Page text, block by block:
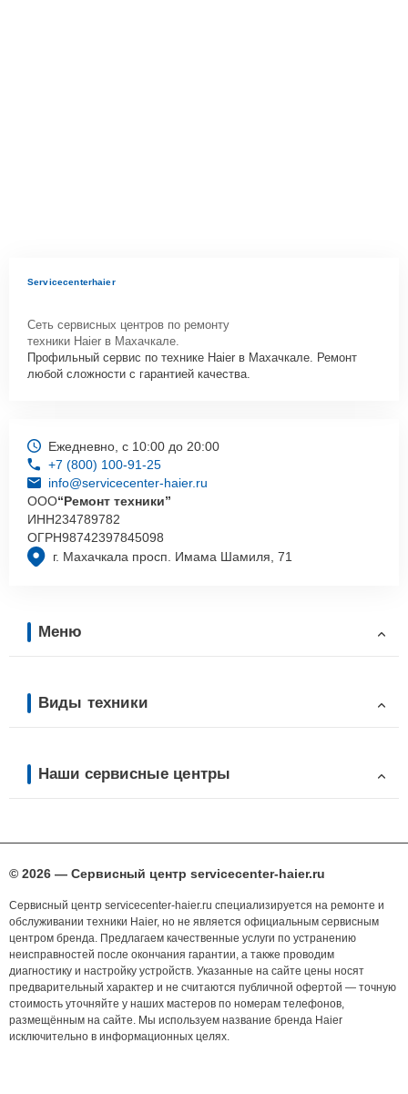
Servicecenterhaier
Сеть сервисных центров по ремонту
техники Haier в Махачкале.
Профильный сервис по технике Haier в Махачкале. Ремонт
любой сложности с гарантией качества.
г. Махачкала просп. Имама Шамиля, 71
Ежедневно, с 10:00 до 20:00
+7 (800) 100-91-25
info@servicecenter-haier.ru
ООО“Ремонт техники”
ИНН234789782
ОГРН98742397845098
Меню
Виды техники
Наши сервисные центры
© 2026 — Сервисный центр servicecenter-haier.ru
Сервисный центр servicecenter-haier.ru специализируется на ремонте и
обслуживании техники Haier, но не является официальным сервисным
центром бренда. Предлагаем качественные услуги по устранению
неисправностей после окончания гарантии, а также проводим
диагностику и настройку устройств. Указанные на сайте цены носят
предварительный характер и не считаются публичной офертой — точную
стоимость уточняйте у наших мастеров по номерам телефонов,
размещённым на сайте. Мы используем название бренда Haier
исключительно в информационных целях.